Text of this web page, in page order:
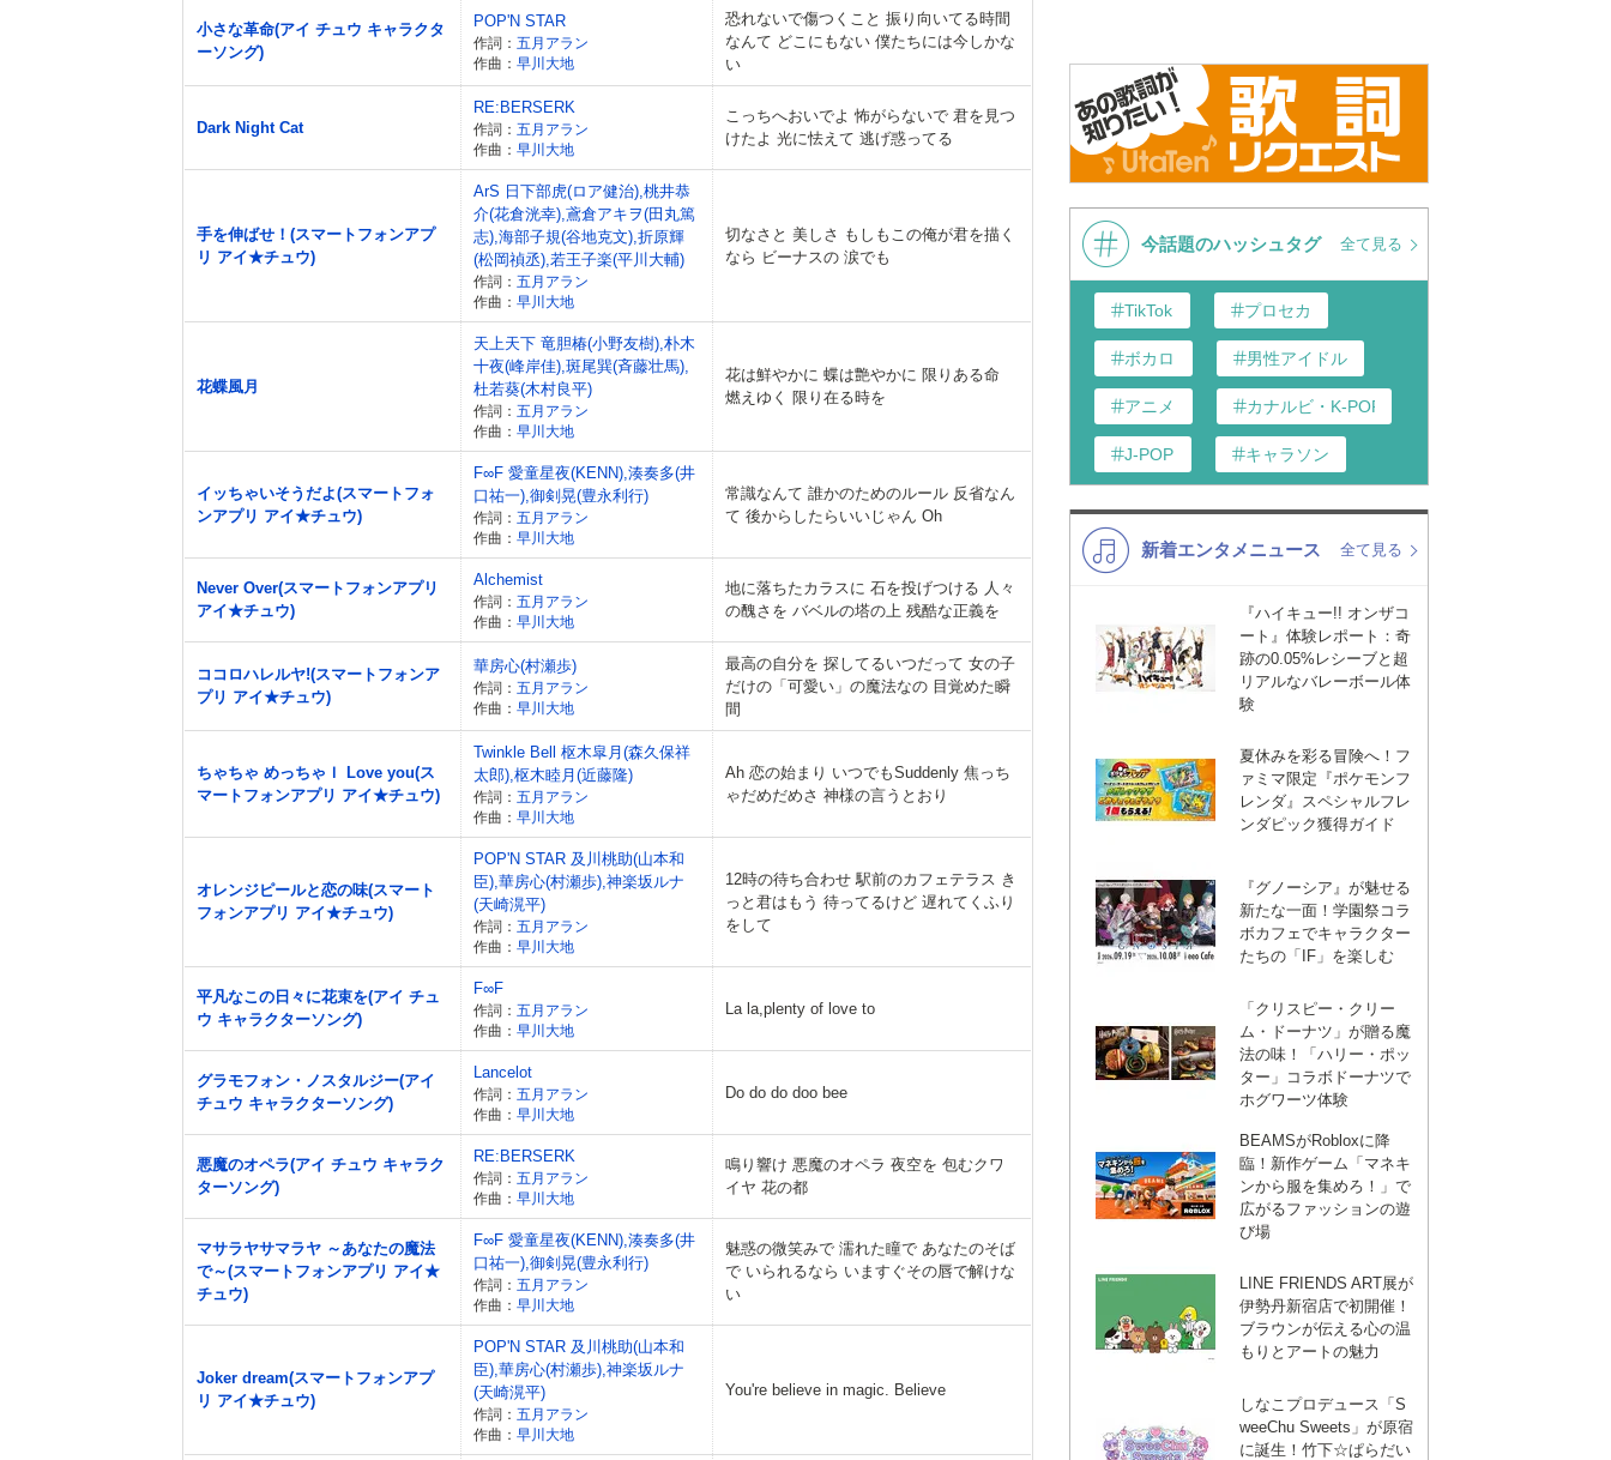
小さな革命(アイ チュウ キャラクタ
ーソング)
POP'N STAR
作詞： 五月アラン
作曲： 早川大地
恐れないで傷つくこと 振り向いてる時間
なんて どこにもない 僕たちには今しかな
い
Dark Night Cat
RE:BERSERK
作詞： 五月アラン
作曲： 早川大地
こっちへおいでよ 怖がらないで 君を見つ
けたよ 光に怯えて 逃げ惑ってる
手を伸ばせ！(スマートフォンアプ
リ アイ★チュウ)
ArS 日下部虎(ロア健治),桃井恭
介(花倉洸幸),鳶倉アキヲ(田丸篤
志),海部子規(谷地克文),折原輝
(松岡禎丞),若王子楽(平川大輔)
作詞： 五月アラン
作曲： 早川大地
切なさと 美しさ もしもこの俺が君を描く
なら ビーナスの 涙でも
花蝶風月
天上天下 竜胆椿(小野友樹),朴木
十夜(峰岸佳),斑尾巽(斉藤壮馬),
杜若葵(木村良平)
作詞： 五月アラン
作曲： 早川大地
花は鮮やかに 蝶は艶やかに 限りある命
燃えゆく 限り在る時を
イッちゃいそうだよ(スマートフォ
ンアプリ アイ★チュウ)
F∞F 愛童星夜(KENN),湊奏多(井
口祐一),御剣晃(豊永利行)
作詞： 五月アラン
作曲： 早川大地
常識なんて 誰かのためのルール 反省なん
て 後からしたらいいじゃん Oh
Never Over(スマートフォンアプリ
アイ★チュウ)
Alchemist
作詞： 五月アラン
作曲： 早川大地
地に落ちたカラスに 石を投げつける 人々
の醜さを バベルの塔の上 残酷な正義を
ココロハレルヤ!(スマートフォンア
プリ アイ★チュウ)
華房心(村瀬歩)
作詞： 五月アラン
作曲： 早川大地
最高の自分を 探してるいつだって 女の子
だけの「可愛い」の魔法なの 目覚めた瞬
間
ちゃちゃ めっちゃＩ Love you(ス
マートフォンアプリ アイ★チュウ)
Twinkle Bell 枢木皐月(森久保祥
太郎),枢木睦月(近藤隆)
作詞： 五月アラン
作曲： 早川大地
Ah 恋の始まり いつでもSuddenly 焦っち
ゃだめだめさ 神様の言うとおり
オレンジピールと恋の味(スマート
フォンアプリ アイ★チュウ)
POP'N STAR 及川桃助(山本和
臣),華房心(村瀬歩),神楽坂ルナ
(天崎滉平)
作詞： 五月アラン
作曲： 早川大地
12時の待ち合わせ 駅前のカフェテラス き
っと君はもう 待ってるけど 遅れてくふり
をして
平凡なこの日々に花束を(アイ チュ
ウ キャラクターソング)
F∞F
作詞： 五月アラン
作曲： 早川大地
La la,plenty of love to
グラモフォン・ノスタルジー(アイ
チュウ キャラクターソング)
Lancelot
作詞： 五月アラン
作曲： 早川大地
Do do do doo bee
悪魔のオペラ(アイ チュウ キャラク
ターソング)
RE:BERSERK
作詞： 五月アラン
作曲： 早川大地
鳴り響け 悪魔のオペラ 夜空を 包むクワ
イヤ 花の都
マサラヤサマラヤ ～あなたの魔法
で～(スマートフォンアプリ アイ★
チュウ)
F∞F 愛童星夜(KENN),湊奏多(井
口祐一),御剣晃(豊永利行)
作詞： 五月アラン
作曲： 早川大地
魅惑の微笑みで 濡れた瞳で あなたのそば
で いられるなら いますぐその唇で解けな
い
Joker dream(スマートフォンアプ
リ アイ★チュウ)
POP'N STAR 及川桃助(山本和
臣),華房心(村瀬歩),神楽坂ルナ
(天崎滉平)
作詞： 五月アラン
作曲： 早川大地
You're believe in magic. Believe
今話題のハッシュタグ 全て見る
TikTok プロセカ
ボカロ 男性アイドル
アニメ カナルビ・K-POP和訳
J-POP キャラソン
K-POP バンド
VTuber ディズニー
新着エンタメニュース 全て見る
『ハイキュー!! オンザコ
ート』体験レポート：奇
跡の0.05%レシーブと超
リアルなバレーボール体
験
夏休みを彩る冒険へ！フ
ァミマ限定『ポケモンフ
レンダ』スペシャルフレ
ンダピック獲得ガイド
『グノーシア』が魅せる
新たな一面！学園祭コラ
ボカフェでキャラクター
たちの「IF」を楽しむ
「クリスピー・クリー
ム・ドーナツ」が贈る魔
法の味！「ハリー・ポッ
ター」コラボドーナツで
ホグワーツ体験
BEAMSがRobloxに降
臨！新作ゲーム「マネキ
ンから服を集めろ！」で
広がるファッションの遊
び場
LINE FRIENDS ART展が
伊勢丹新宿店で初開催！
ブラウンが伝える心の温
もりとアートの魅力
しなこプロデュース「S
weeChu Sweets」が原宿
に誕生！竹下☆ぱらだい